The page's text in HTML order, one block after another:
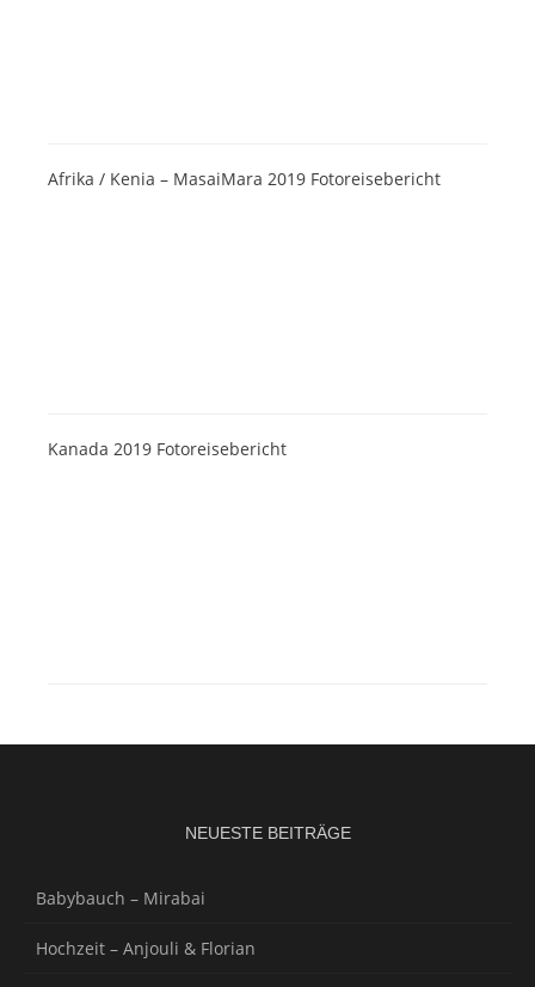
Afrika / Kenia – MasaiMara 2019 Fotoreisebericht
Kanada 2019 Fotoreisebericht
NEUESTE BEITRÄGE
Babybauch – Mirabai
Hochzeit – Anjouli & Florian